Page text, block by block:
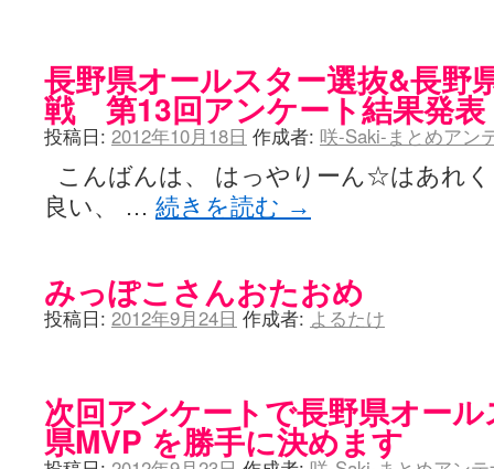
長野県オールスター選抜&長野
戦 第13回アンケート結果発表
投稿日: 2012年10月18日 作成者: 咲-Saki-まとめアン
こんばんは、 はっやりーん☆はあれ
良い、 … 続きを読む →
みっぽこさんおたおめ
投稿日: 2012年9月24日 作成者: よるたけ
次回アンケートで長野県オー
県MVP を勝手に決めます